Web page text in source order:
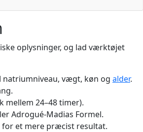
oplysninger, og lad værktøjet
vægt, køn og alder.
mellem 24–48 timer).
Adrogué-Madias Formel.
for et mere præcist resultat.